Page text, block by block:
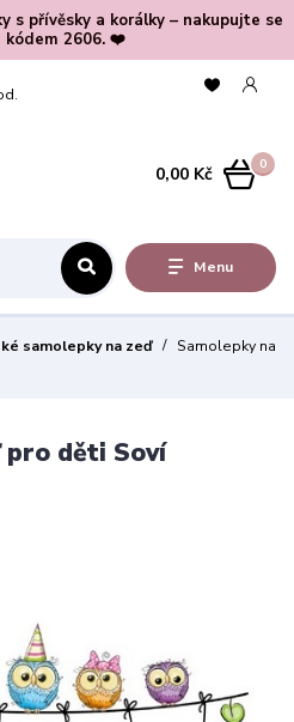
s přívěsky a korálky – nakupujte se
kódem 2606. ❤️
Menu
0
0,00 Kč
samolepky na zeď
Samolepky na
pro děti Soví